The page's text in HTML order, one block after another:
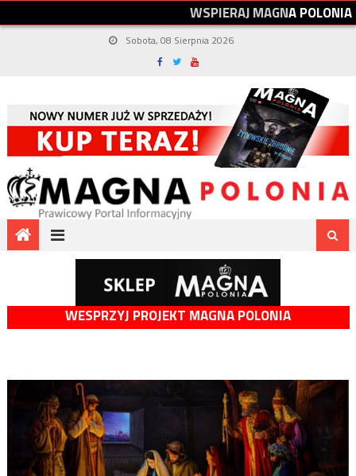
WSPIERAJMAGNAPOLONIA
Sobota, 08 Sierpnia 2026
WESPRZYJ PROJEKT MAGNA POLONIA